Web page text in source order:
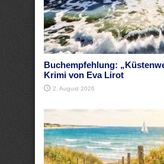
Buchempfehlung:
Krimi von Eva Lirot
2. August 2026